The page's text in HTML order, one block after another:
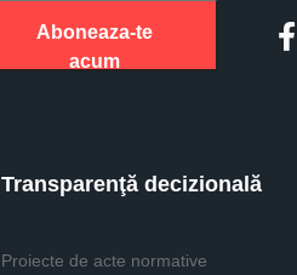
Aboneaza-te
acum
Transparenţă decizională
Proiecte de acte normative